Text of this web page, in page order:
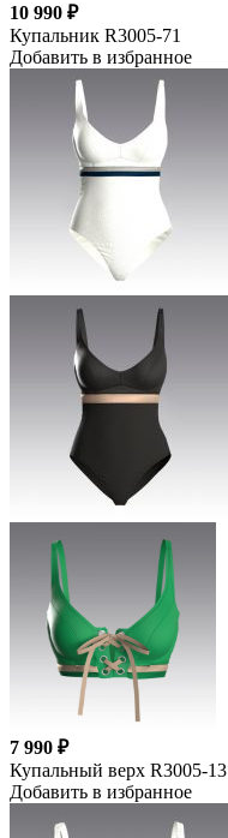
10 990 ₽
Купальник R3005-71
Добавить в избранное
7 990 ₽
Купальный верх R3005-13
Добавить в избранное